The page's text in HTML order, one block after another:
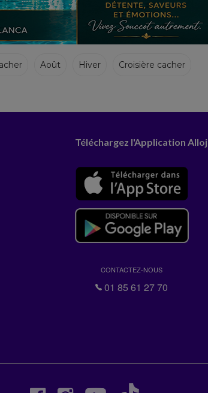
Août Hiver Croisière cacher
Téléchargez l'Application Alloj
CONTACTEZ-NOUS
01 85 61 27 70